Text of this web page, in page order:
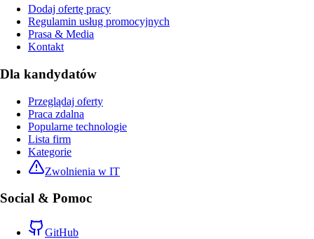
Dodaj ofertę pracy
Regulamin usług promocyjnych
Prasa & Media
Kontakt
Dla kandydatów
Przeglądaj oferty
Praca zdalna
Popularne technologie
Lista firm
Kategorie
Zwolnienia w IT
Social & Pomoc
GitHub